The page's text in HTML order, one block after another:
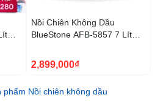
Nồi Chiên Không Dầu
BlueStone AFB-5857 7 Lít
2,899,000₫
phẩm Nồi chiên không dầu